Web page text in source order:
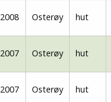
2008 Osterøy hut
2007 Osterøy hut
2007 Osterøy hut